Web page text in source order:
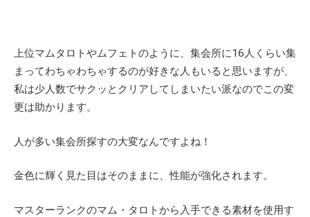
上位マムタロトやムフェトのように、集会所に16人くらい集
まってわちゃわちゃするのが好きな人もいると思いますが、
私は少人数でサクッとクリアしてしまいたい派なのでこの変
更は助かります。
人が多い集会所探すの大変なんですよね！
金色に輝く見た目はそのままに、性能が強化されます。
マスターランクのマム・タロトから入手できる素材を使用す